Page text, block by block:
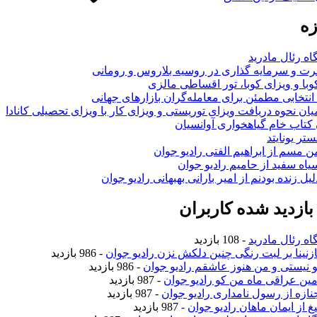
رئال مادرید
و سرمایه گذاری در روسیه بلاروس و رومانی
و ویزای کوبا، تور اقساطی مالزی
انتخابی مطمئن برای معامله‌گران بازارهای جهانی
نحوه دریافت ویزای توریستی و ویزای کار با ویزای تحصیلی کانادا
کتاب خام گیاهخواری آوانسیان
یونایتد
مسم از ابراهیم الفتی رادیو جوان
سفید از حامیم رادیو جوان
زنده بودنم از امیر بارانی بهبهانی رادیو جوان
شده کاربران
رئال مادرید - 108 بازدید
بر لبت رنگی چنین دلکش نزن رادیو جوان - 986 بازدید
تو نیستی و من هنوز عاشقم رادیو جوان - 986 بازدید
عراقی ماه من کو رادیو جوان - 987 بازدید
از رسول نامداری رادیو جوان - 987 بازدید
از ایمان ماهان رادیو جوان - 987 بازدید